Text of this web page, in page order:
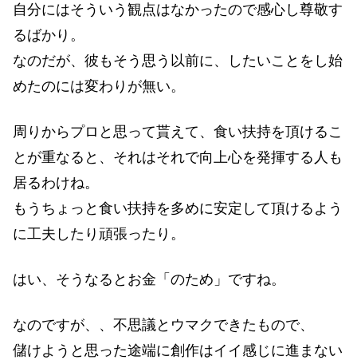
自分にはそういう観点はなかったので感心し尊敬す
るばかり。
なのだが、彼もそう思う以前に、したいことをし始
めたのには変わりが無い。
周りからプロと思って貰えて、食い扶持を頂けるこ
とが重なると、それはそれで向上心を発揮する人も
居るわけね。
もうちょっと食い扶持を多めに安定して頂けるよう
に工夫したり頑張ったり。
はい、そうなるとお金「のため」ですね。
なのですが、、不思議とウマクできたもので、
儲けようと思った途端に創作はイイ感じに進まない